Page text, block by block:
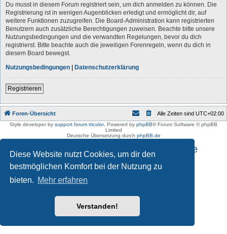
Diese Website nutzt Cookies, um dir den
bestmöglichen Komfort bei der Nutzung zu
bieten. Mehr erfahren
Verstanden!
Du musst in diesem Forum registriert sein, um dich anmelden zu können. Die
Registrierung ist in wenigen Augenblicken erledigt und ermöglicht dir, auf
weitere Funktionen zuzugreifen. Die Board-Administration kann registrierten
Benutzern auch zusätzliche Berechtigungen zuweisen. Beachte bitte unsere
Nutzungsbedingungen und die verwandten Regelungen, bevor du dich
registrierst. Bitte beachte auch die jeweiligen Forenregeln, wenn du dich in
diesem Board bewegst.
Nutzungsbedingungen | Datenschutzerklärung
Registrieren
Foren-Übersicht Alle Zeiten sind UTC+02:00
Style developer by support forum tricolor, Powered by phpBB® Forum Software © phpBB
Limited
Deutsche Übersetzung durch phpBB.de
Impressum und Datenschutzhinweise